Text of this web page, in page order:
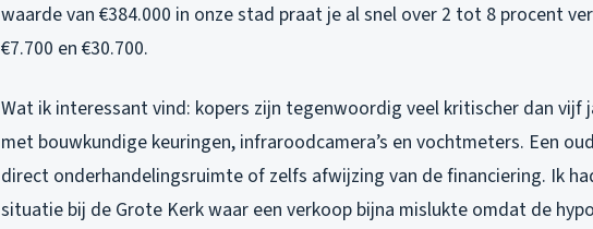
waarde van €384.000 in onze stad praat je al snel over 2 tot 8 procent
€7.700 en €30.700.
Wat ik interessant vind: kopers zijn tegenwoordig veel kritischer dan vijf
met bouwkundige keuringen, infraroodcamera’s en vochtmeters. Een
direct onderhandelingsruimte of zelfs afwijzing van de financiering. Ik
situatie bij de Grote Kerk waar een verkoop bijna mislukte omdat de